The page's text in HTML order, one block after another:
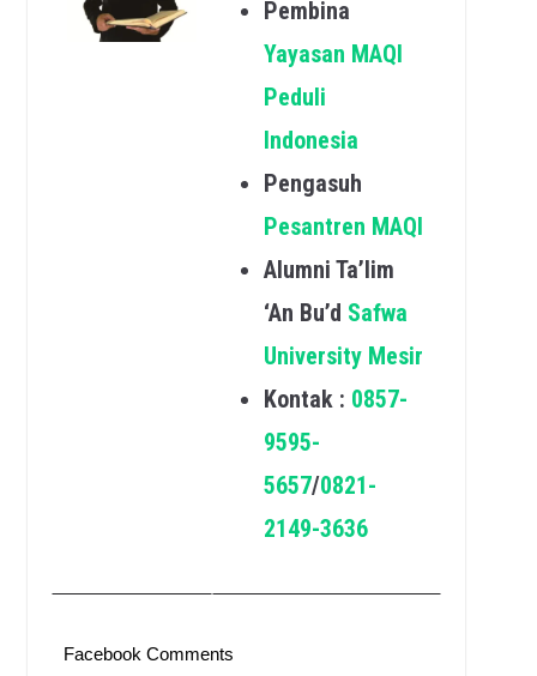
Pembina
Yayasan MAQI
Peduli
Indonesia
Pengasuh
Pesantren MAQI
Alumni Ta’lim
‘An Bu’d Safwa
University Mesir
Kontak : 0857-
9595-
5657/0821-
2149-3636
Facebook Comments